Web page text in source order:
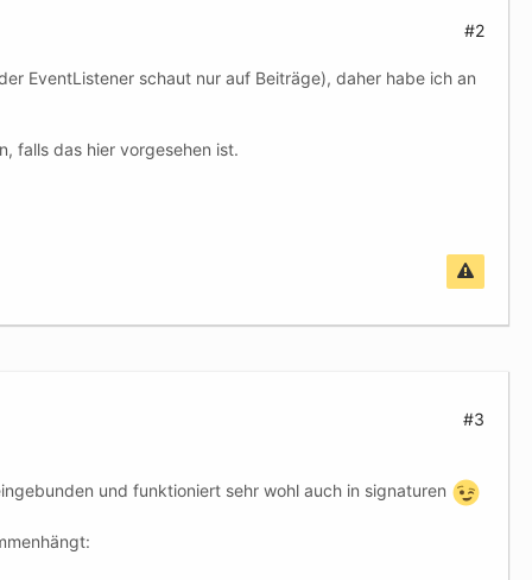
#2
EventListener schaut nur auf Beiträge), daher habe ich an
falls das hier vorgesehen ist.
#3
und funktioniert sehr wohl auch in signaturen